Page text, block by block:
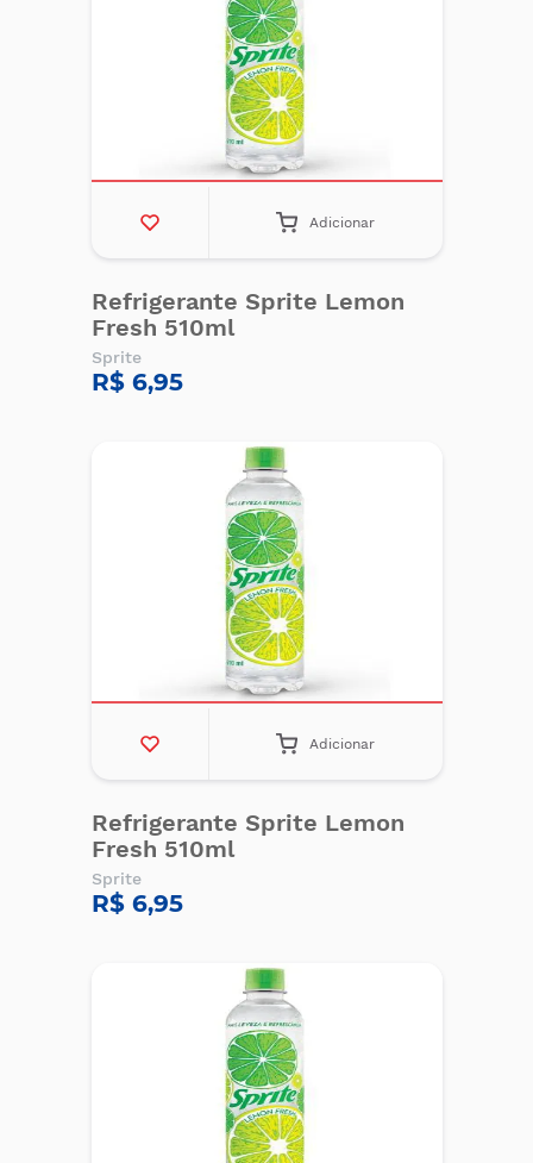
Adicionar
Refrigerante Sprite Lemon
Fresh 510ml
Sprite
R$ 6,95
Adicionar
Refrigerante Sprite Lemon
Fresh 510ml
Sprite
R$ 6,95